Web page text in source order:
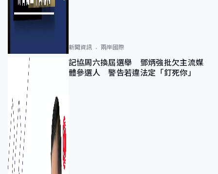
新聞資訊 兩岸國際
記協周六換屆選舉 鄧炳強批欠主流媒
體參選人 警告若違法定「釘死你」